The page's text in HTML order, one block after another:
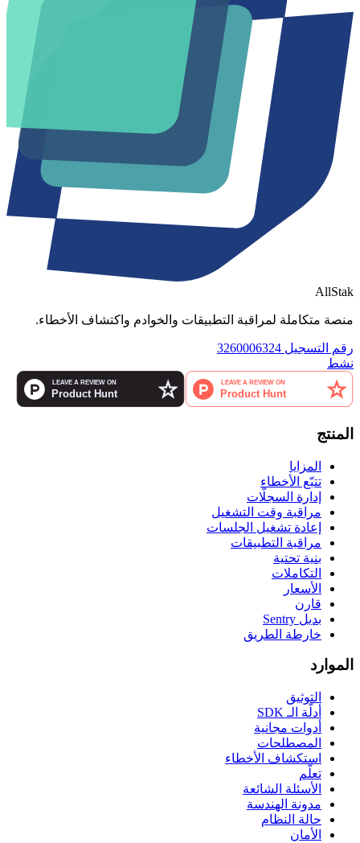
AllStak
منصة متكاملة لمراقبة التطبيقات والخوادم واكتشاف الأخطاء.
رقم التسجيل 3260006324
نشط
المنتج
المزايا
تتبّع الأخطاء
إدارة السجلّات
مراقبة وقت التشغيل
إعادة تشغيل الجلسات
مراقبة التطبيقات
بنية تحتية
التكاملات
الأسعار
قارن
بديل Sentry
خارطة الطريق
الموارد
التوثيق
أدلّة الـ SDK
أدوات مجانية
المصطلحات
استكشاف الأخطاء
تعلّم
الأسئلة الشائعة
مدونة الهندسة
حالة النظام
الأمان